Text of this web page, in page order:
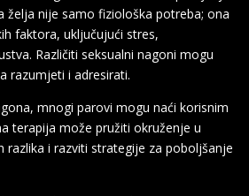
želja nije samo fiziološka potreba; ona
faktora, uključujući stres,
Različiti seksualni nagoni mogu
razumjeti i adresirati.
mnogi parovi mogu naći korisnim
terapija može pružiti okruženje u
i razviti strategije za poboljšanje